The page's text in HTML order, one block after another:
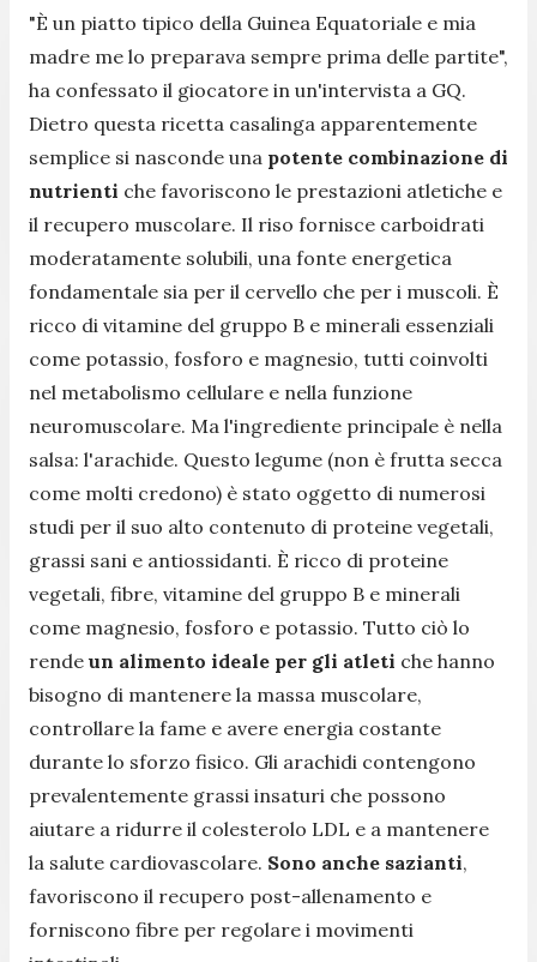
"È un piatto tipico della Guinea Equatoriale e mia
madre me lo preparava sempre prima delle partite",
ha confessato il giocatore in un'intervista a GQ.
Dietro questa ricetta casalinga apparentemente
semplice si nasconde una potente combinazione di
nutrienti che favoriscono le prestazioni atletiche e
il recupero muscolare. Il riso fornisce carboidrati
moderatamente solubili, una fonte energetica
fondamentale sia per il cervello che per i muscoli. È
ricco di vitamine del gruppo B e minerali essenziali
come potassio, fosforo e magnesio, tutti coinvolti
nel metabolismo cellulare e nella funzione
neuromuscolare. Ma l'ingrediente principale è nella
salsa: l'arachide. Questo legume (non è frutta secca
come molti credono) è stato oggetto di numerosi
studi per il suo alto contenuto di proteine ​​vegetali,
grassi sani e antiossidanti. È ricco di proteine ​​
vegetali, fibre, vitamine del gruppo B e minerali
come magnesio, fosforo e potassio. Tutto ciò lo
rende un alimento ideale per gli atleti che hanno
bisogno di mantenere la massa muscolare,
controllare la fame e avere energia costante
durante lo sforzo fisico. Gli arachidi contengono
prevalentemente grassi insaturi che possono
aiutare a ridurre il colesterolo LDL e a mantenere
la salute cardiovascolare. Sono anche sazianti,
favoriscono il recupero post-allenamento e
forniscono fibre per regolare i movimenti